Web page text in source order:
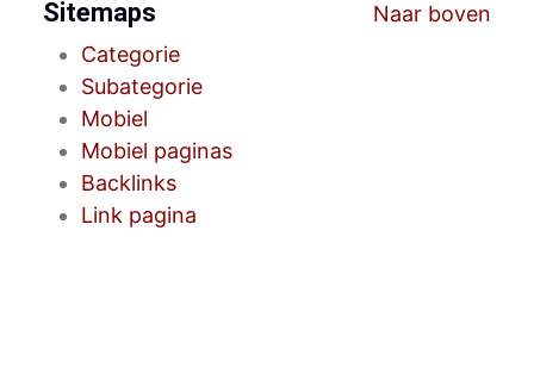
Naar boven
Sitemaps
Categorie
Subategorie
Mobiel
Mobiel paginas
Backlinks
Link pagina